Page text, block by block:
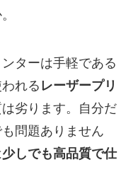
ターは手軽である
れる レーザープリ
劣ります。自分だ
問題ありません
少しでも高品質で仕